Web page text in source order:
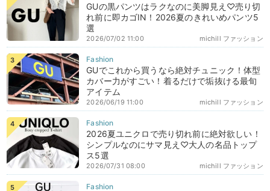
GUの黒パンツはラクなのに美脚見え♡売り切
れ前に即カゴIN！2026夏のきれいめパンツ5
選
michill ファッション
2026/07/02 11:00
GUでこれから買うなら絶対チュニック！体型
カバー力がすごい！着るだけで垢抜ける最旬
アイテム
michill ファッション
2026/06/19 11:00
2026夏ユニクロで売り切れ前に絶対欲しい！
シンプルなのにサマ見え♡大人の名品トップ
ス5選
michill ファッション
2026/07/31 08:00